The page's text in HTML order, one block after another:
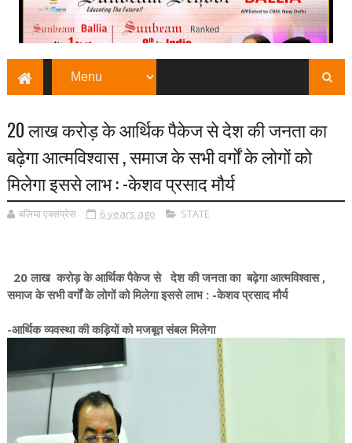
20 लाख करोड़ के आर्थिक पैकेज से देश की जनता का
बढ़ेगा आत्मविश्वास , समाज के सभी वर्गों के लोगों को
मिलेगा इससे लाभ : -केशव प्रसाद मौर्य
बलिया एक्सप्रेस 6 years ago STATE
20 लाख करोड़ के आर्थिक पैकेज से देश की जनता का बढ़ेगा आत्मविश्वास ,
समाज के सभी वर्गों के लोगों को मिलेगा इससे लाभ : -केशव प्रसाद मौर्य
-आर्थिक व्यवस्था की कड़ियों को मजबूत संबल मिलेगा